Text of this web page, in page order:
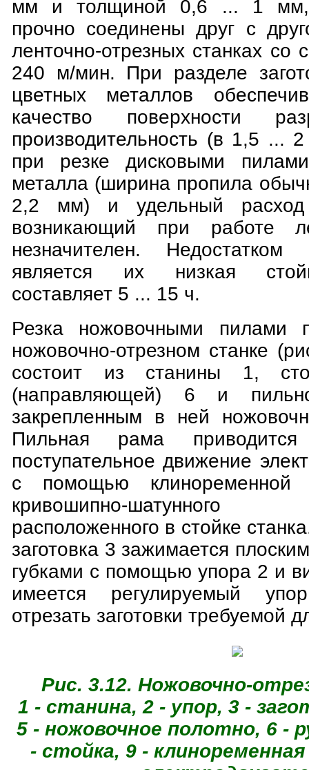
мм и толщиной 0,6 ... 1 мм,
прочно соединены друг с
ленточно-отрезных станках со
240 м/мин. При разделе
цветных металлов
качество поверхности
производительность (в 1,5 ...
при резке дисковыми
металла (ширина пропила
2,2 мм) и удельный
возникающий при работе
незначителен.
является их низкая
составляет 5 ... 15 ч.
Резка ножовочными пилами
ножовочно-отрезном станке
состоит из станины 1,
(направляющей) 6 и
закрепленным в ней
Пильная рама
поступательное движение
с помощью
кривошипно-
расположенного в стойке
заготовка 3 зажимается
губками с помощью упора 2 и
имеется регулируемый
отрезать заготовки требуемой
Рис. 3.12. Ножовочно-
1 - станина, 2 - упор, 3 -
5 - ножовочное полотно, 6 -
- стойка, 9 - клиноременная